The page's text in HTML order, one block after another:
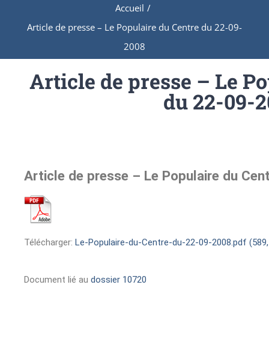
Accueil /
Article de presse – Le Populaire du Centre du 22-09-
2008
Article de presse – Le
du 22-09-
Article de presse – Le Populaire du
Télécharger: Le-Populaire-du-Centre-du-22-09-2008.pdf
Document lié au dossier 10720